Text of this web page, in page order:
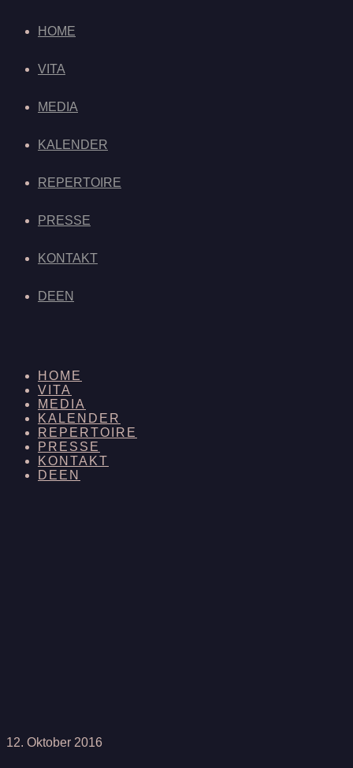
HOME
VITA
MEDIA
KALENDER
REPERTOIRE
PRESSE
KONTAKT
DEEN
HOME
VITA
MEDIA
KALENDER
REPERTOIRE
PRESSE
KONTAKT
DE EN
12. Oktober 2016